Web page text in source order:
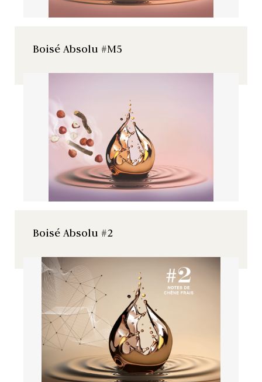
Boisé Absolu #M5
Boisé Absolu #2